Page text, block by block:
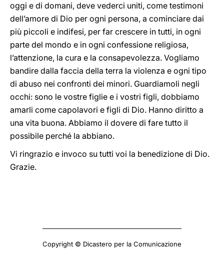
oggi e di domani, deve vederci uniti, come testimoni
dell’amore di Dio per ogni persona, a cominciare dai
più piccoli e indifesi, per far crescere in tutti, in ogni
parte del mondo e in ogni confessione religiosa,
l’attenzione, la cura e la consapevolezza. Vogliamo
bandire dalla faccia della terra la violenza e ogni tipo
di abuso nei confronti dei minori. Guardiamoli negli
occhi: sono le vostre figlie e i vostri figli, dobbiamo
amarli come capolavori e figli di Dio. Hanno diritto a
una vita buona. Abbiamo il dovere di fare tutto il
possibile perché la abbiano.
Vi ringrazio e invoco su tutti voi la benedizione di Dio.
Grazie.
Copyright © Dicastero per la Comunicazione